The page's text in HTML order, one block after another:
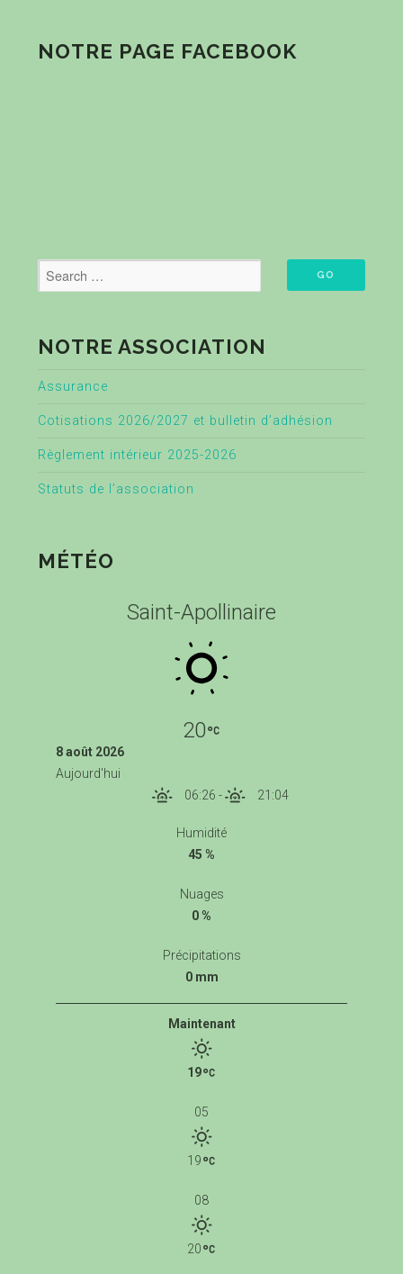
NOTRE PAGE FACEBOOK
NOTRE ASSOCIATION
Assurance
Cotisations 2026/2027 et bulletin d’adhésion
Règlement intérieur 2025-2026
Statuts de l’association
MÉTÉO
Saint-Apollinaire
20
8 août 2026
Aujourd'hui
06:26 - 21:04
Humidité
45 %
Nuages
0 %
Précipitations
0 mm
Maintenant
19
05
19
08
20